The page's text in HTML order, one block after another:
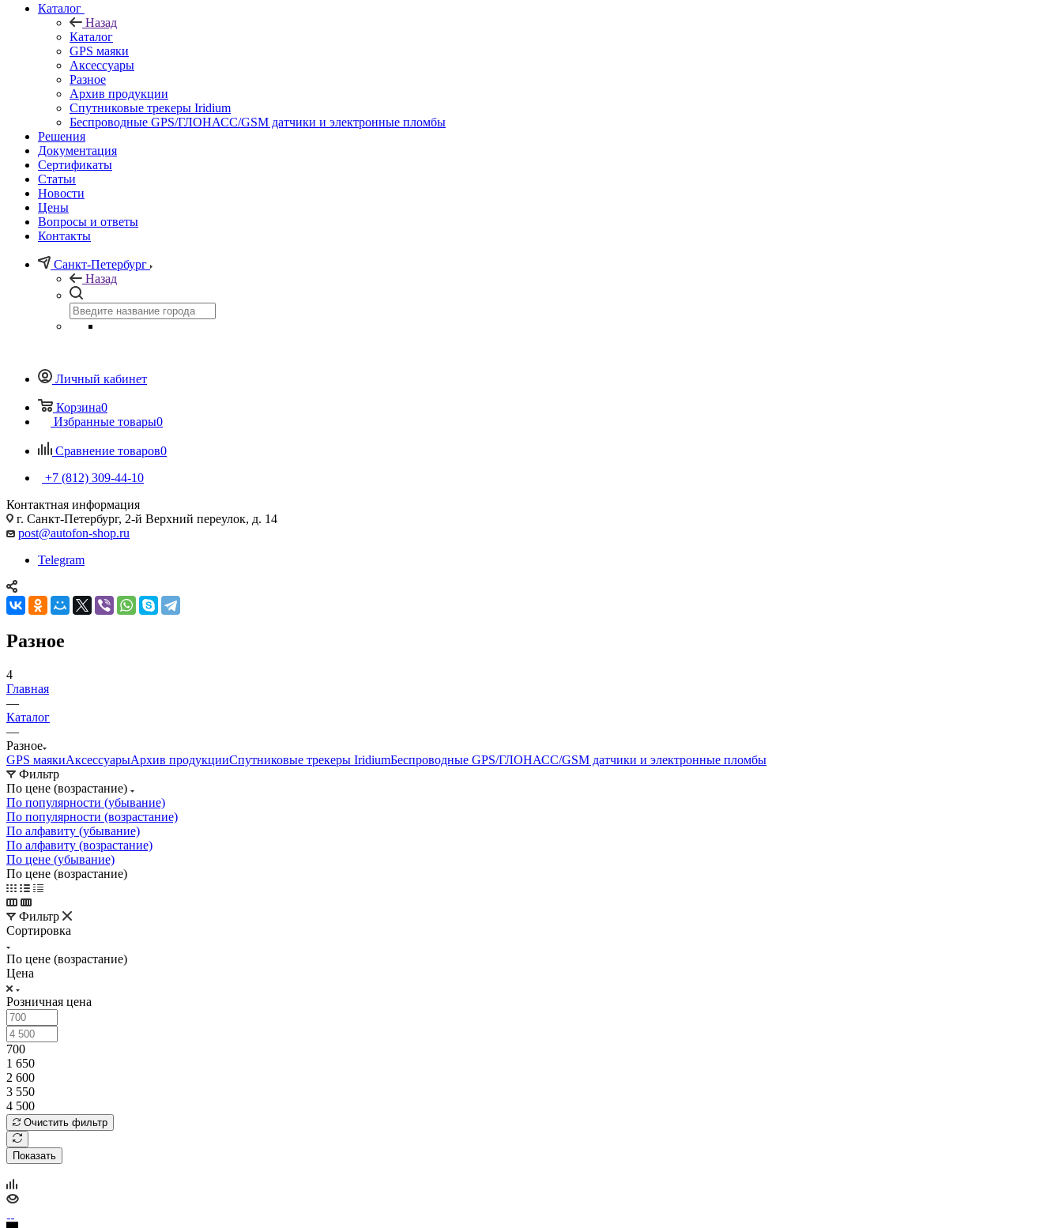
Каталог
Назад
Каталог
GPS маяки
Аксессуары
Разное
Архив продукции
Спутниковые трекеры Iridium
Беспроводные GPS/ГЛОНАСС/GSM датчики и электронные пломбы
Решения
Документация
Сертификаты
Статьи
Новости
Цены
Вопросы и ответы
Контакты
Санкт-Петербург
Назад
Личный кабинет
Корзина0
Избранные товары0
Сравнение товаров0
+7 (812) 309-44-10
Контактная информация
г. Санкт-Петербург, 2-й Верхний переулок, д. 14
post@autofon-shop.ru
Telegram
Разное
4
Главная
—
Каталог
—
Разное
GPS маякиАксессуарыАрхив продукцииСпутниковые трекеры IridiumБеспроводные GPS/ГЛОНАСС/GSM датчики и электронные пломбы
Фильтр
По цене (возрастание)
По популярности (убывание)
По популярности (возрастание)
По алфавиту (убывание)
По алфавиту (возрастание)
По цене (убывание)
По цене (возрастание)
Фильтр
Сортировка
По цене (возрастание)
Цена
Розничная цена
700
1 650
2 600
3 550
4 500
Очистить фильтр
Показать